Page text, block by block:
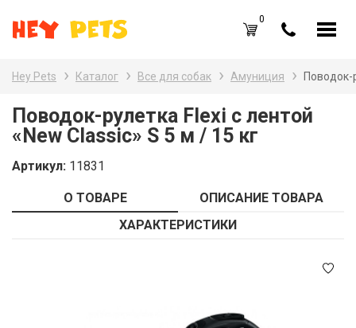
RU UA
Вход /Регистрация
Избранное (
Акции
0
Hey Pets Каталог Все для собак Амуниция Поводок-
Поводок-рулетка Flexi с лентой
«New Classic» S 5 м / 15 кг
Артикул: 11831
О ТОВАРЕ
ОПИСАНИЕ ТОВАРА
ХАРАКТЕРИСТИКИ